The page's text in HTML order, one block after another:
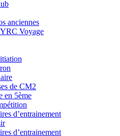
anciennes
Voyage
de CM2
en 5ème
d’entrainement
d’entrainement